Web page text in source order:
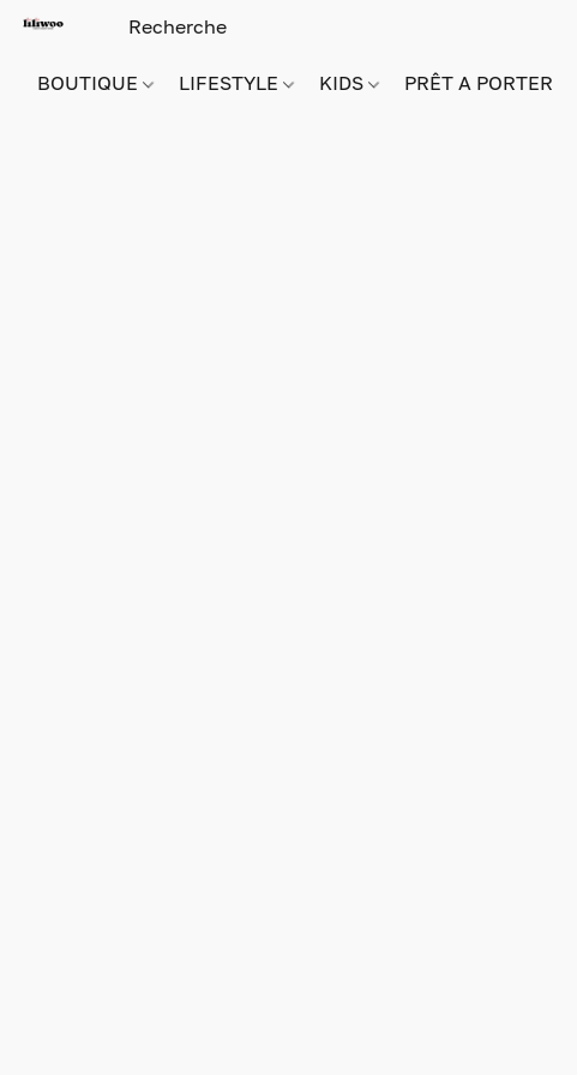
BOUTIQUE LIFESTYLE KIDS PRÊT A PORTER